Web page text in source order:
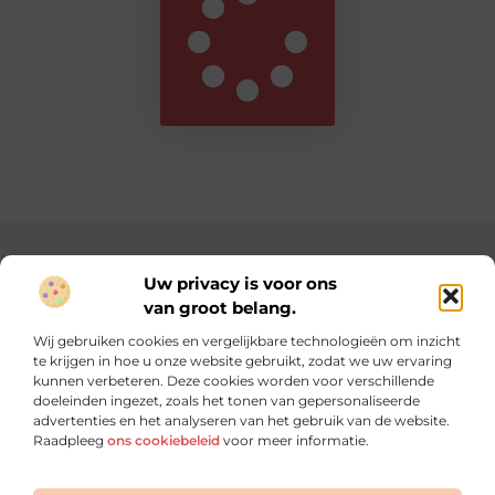
Uw privacy is voor ons
van groot belang.
Wij gebruiken cookies en vergelijkbare technologieën om inzicht
te krijgen in hoe u onze website gebruikt, zodat we uw ervaring
kunnen verbeteren. Deze cookies worden voor verschillende
doeleinden ingezet, zoals het tonen van gepersonaliseerde
advertenties en het analyseren van het gebruik van de website.
Raadpleeg ons cookiebeleid voor meer informatie.
Main Links
Dagelijks verse content op linkplaatsen.be
Laat je inspireren door blogs, kennis en ideeën die je